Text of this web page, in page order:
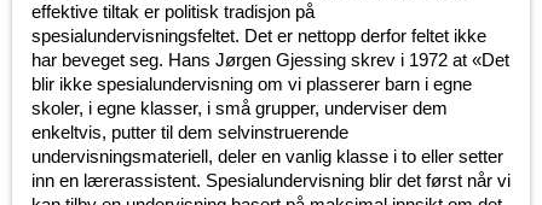
effektive tiltak er politisk tradisjon på
spesialundervisningsfeltet. Det er nettopp derfor feltet ikke
har beveget seg. Hans Jørgen Gjessing skrev i 1972 at «Det
blir ikke spesialundervisning om vi plasserer barn i egne
skoler, i egne klasser, i små grupper, underviser dem
enkeltvis, putter til dem selvinstruerende
undervisningsmateriell, deler en vanlig klasse i to eller setter
inn en lærerassistent. Spesialundervisning blir det først når vi